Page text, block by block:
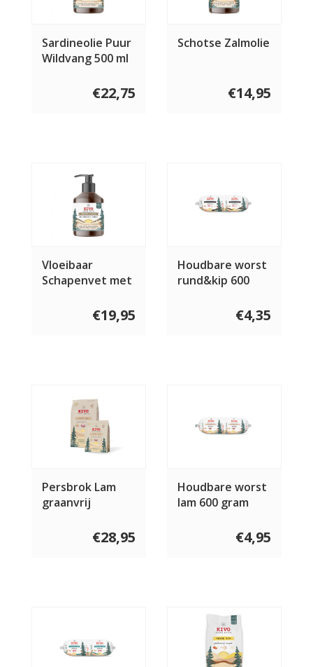
Sardineolie Puur
Wildvang 500 ml
€22,75
Schotse Zalmolie
€14,95
Vloeibaar
Schapenvet met
€19,95
Houdbare worst
rund&kip 600
€4,35
Persbrok Lam
graanvrij
€28,95
Houdbare worst
lam 600 gram
€4,95